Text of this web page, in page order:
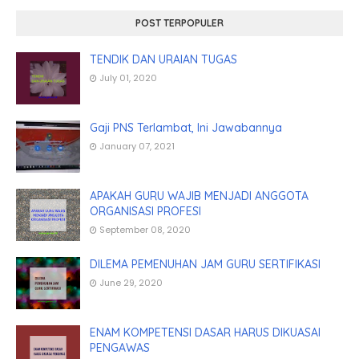
POST TERPOPULER
TENDIK DAN URAIAN TUGAS
July 01, 2020
Gaji PNS Terlambat, Ini Jawabannya
January 07, 2021
APAKAH GURU WAJIB MENJADI ANGGOTA
ORGANISASI PROFESI
September 08, 2020
DILEMA PEMENUHAN JAM GURU SERTIFIKASI
June 29, 2020
ENAM KOMPETENSI DASAR HARUS DIKUASAI
PENGAWAS